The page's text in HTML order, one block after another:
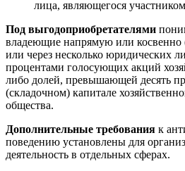
лица, являющегося
Под выгодоприобретателями
владеющие напрямую или косвенно
или через несколько юридических
процентами голосующих акций
либо долей, превышающей десять
(складочном) капитале
общества.
Дополнительные требования к
поведению установлены для
деятельность в отдельных сферах.